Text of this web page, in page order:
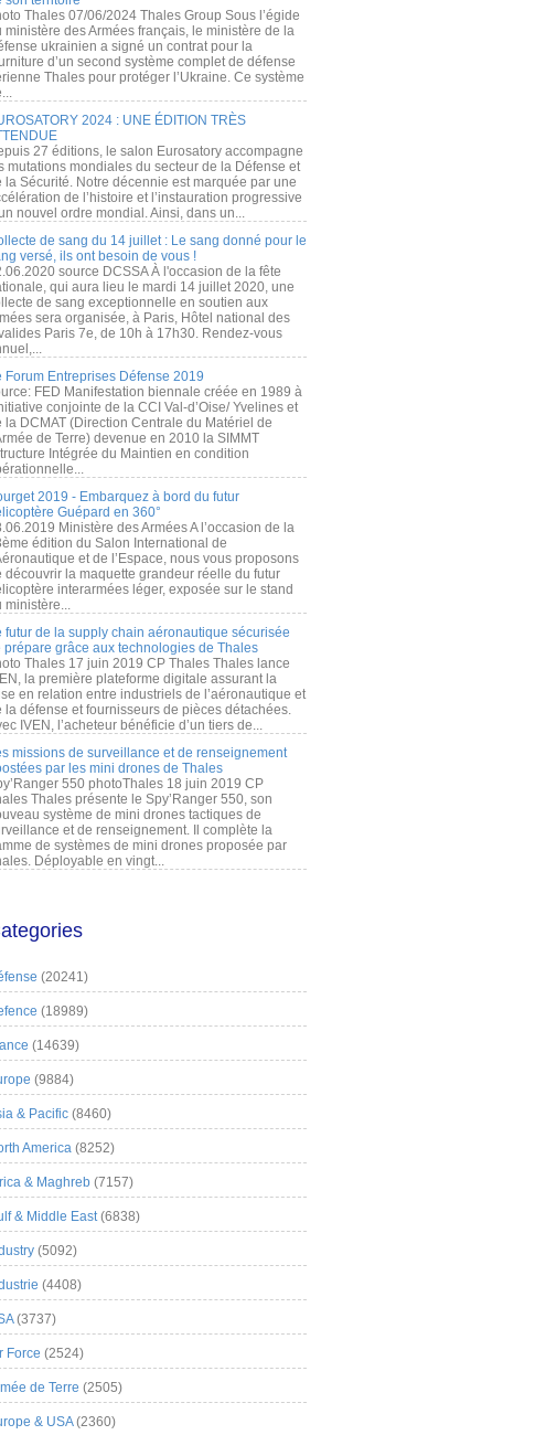
Thales 07/06/2024 Thales Group Sous l’égide
ministère des Armées français, le ministère de la
ukrainien a signé un contrat pour la
d’un second système complet de défense
Thales pour protéger l’Ukraine. Ce système
2024 : UNE ÉDITION TRÈS
27 éditions, le salon Eurosatory accompagne
mutations mondiales du secteur de la Défense et
la Sécurité. Notre décennie est marquée par une
de l’histoire et l’instauration progressive
nouvel ordre mondial. Ainsi, dans un...
de sang du 14 juillet : Le sang donné pour le
versé, ils ont besoin de vous !
source DCSSA À l'occasion de la fête
qui aura lieu le mardi 14 juillet 2020, une
de sang exceptionnelle en soutien aux
sera organisée, à Paris, Hôtel national des
Paris 7e, de 10h à 17h30. Rendez-vous
Forum Entreprises Défense 2019
FED Manifestation biennale créée en 1989 à
conjointe de la CCI Val-d’Oise/ Yvelines et
la DCMAT (Direction Centrale du Matériel de
de Terre) devenue en 2010 la SIMMT
Intégrée du Maintien en condition
2019 - Embarquez à bord du futur
Guépard en 360°
Ministère des Armées A l’occasion de la
édition du Salon International de
et de l’Espace, nous vous proposons
découvrir la maquette grandeur réelle du futur
interarmées léger, exposée sur le stand
ministère...
futur de la supply chain aéronautique sécurisée
prépare grâce aux technologies de Thales
Thales 17 juin 2019 CP Thales Thales lance
la première plateforme digitale assurant la
en relation entre industriels de l’aéronautique et
la défense et fournisseurs de pièces détachées.
IVEN, l’acheteur bénéficie d’un tiers de...
missions de surveillance et de renseignement
par les mini drones de Thales
550 photoThales 18 juin 2019 CP
Thales présente le Spy’Ranger 550, son
système de mini drones tactiques de
et de renseignement. Il complète la
de systèmes de mini drones proposée par
Déployable en vingt...
(20241)
(18989)
(14639)
(9884)
& Pacific (8460)
America (8252)
& Maghreb (7157)
& Middle East(6838)
(5092)
(4408)
(3737)
Force (2524)
de Terre (2505)
& USA(2360)